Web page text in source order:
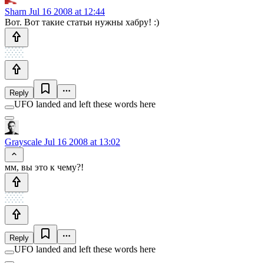
Sharn Jul 16 2008 at 12:44
Вот. Вот такие статьи нужны хабру! :)
Reply
UFO landed and left these words here
Grayscale Jul 16 2008 at 13:02
мм, вы это к чему?!
Reply
UFO landed and left these words here